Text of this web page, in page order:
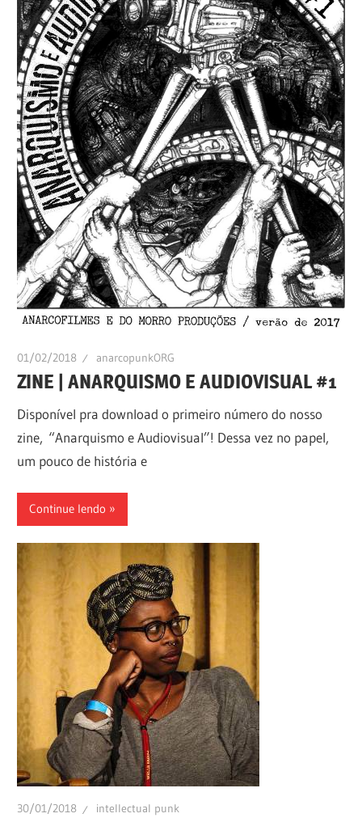
01/02/2018 anarcopunkORG
ZINE | ANARQUISMO E AUDIOVISUAL #1
Disponível pra download o primeiro número do nosso
zine, “Anarquismo e Audiovisual”! Dessa vez no papel,
um pouco de história e
Continue lendo
30/01/2018 intellectual punk